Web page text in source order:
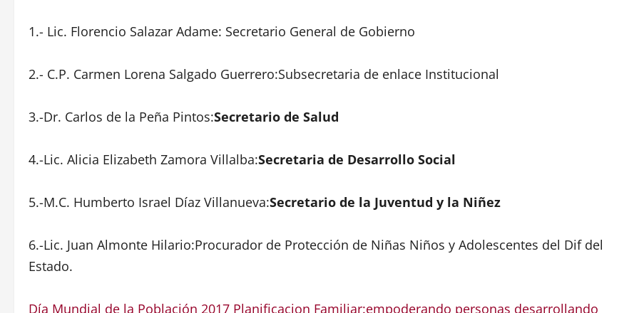
1.- Lic. Florencio Salazar Adame: Secretario General de Gobierno
2.- C.P. Carmen Lorena Salgado Guerrero:Subsecretaria de enlace Institucional
3.-Dr. Carlos de la Peña Pintos:Secretario de Salud
4.-Lic. Alicia Elizabeth Zamora Villalba:Secretaria de Desarrollo Social
5.-M.C. Humberto Israel Díaz Villanueva:Secretario de la Juventud y la Niñez
6.-Lic. Juan Almonte Hilario:Procurador de Protección de Niñas Niños y Adolescentes del Dif del
Estado.
Día Mundial de la Población 2017 Planificacion Familiar:empoderando personas desarrollando